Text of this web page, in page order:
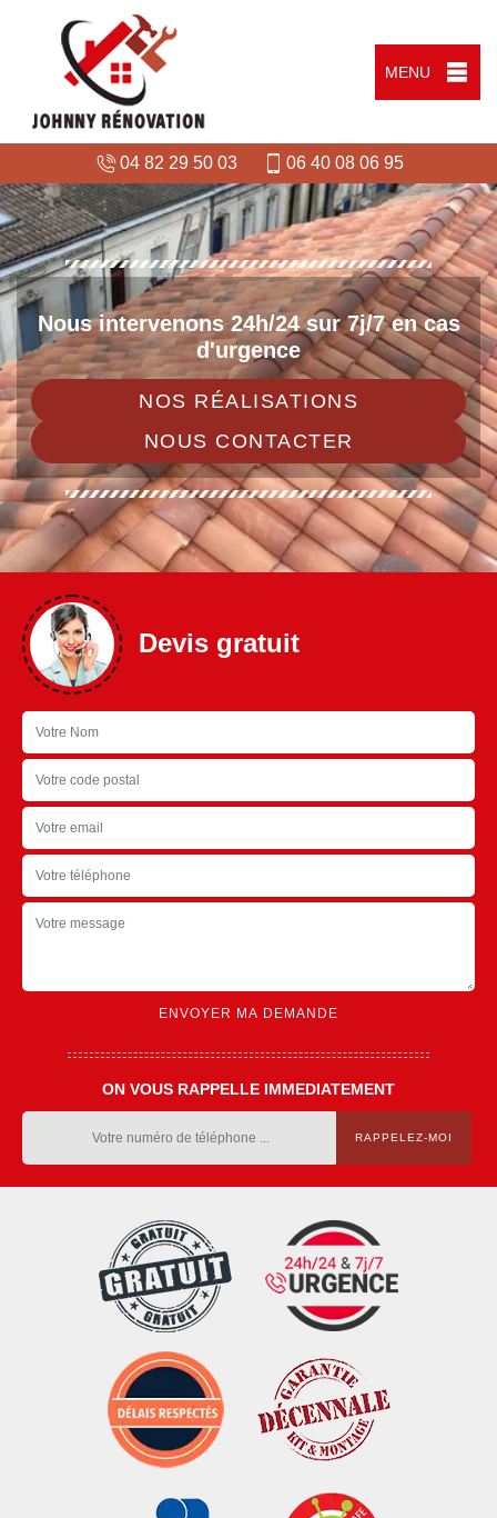
MENU
04 82 29 50 03 06 40 08 06 95
Nous intervenons 24h/24 sur 7j/7 en cas
d'urgence
NOS RÉALISATIONS
NOUS CONTACTER
Devis gratuit
ON VOUS RAPPELLE IMMEDIATEMENT